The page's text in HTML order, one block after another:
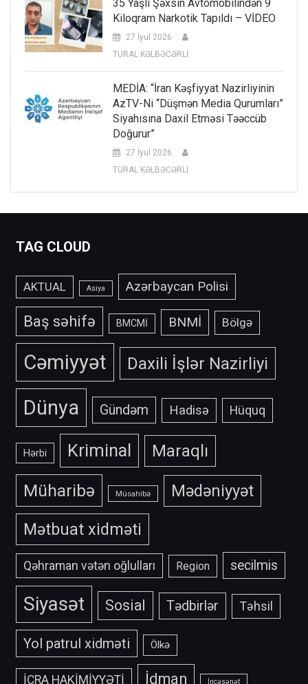
35 Yaşlı Şəxsin Avtomobilindən 9
Kiloqram Narkotik Tapıldı – VİDEO
27 İyul 2026
TURAL KƏLBƏCƏRLİ
MEDİA: “İran Kəşfiyyat Nazirliyinin
AzTV-Ni “düşmən Media Qurumları”
Siyahısına Daxil Etməsi Təəccüb
Doğurur”
27 İyul 2026
TURAL KƏLBƏCƏRLİ
TAG CLOUD
AKTUAL Asiya Azərbaycan Polisi
Baş səhifə BMCMİ BNMİ Bölgə
Cəmiyyət Daxili İşlər Nazirliyi
Dünya Gündəm Hadisə Hüquq
Hərbi Kriminal Maraqlı
Müharibə Müsahibə
Mədəniyyət
Mətbuat xidməti
Qəhraman vətən oğlulları Region secilmis
Siyasət Sosial Tədbirlər Təhsil
Yol patrul xidməti Ölkə
İCRA HAKİMİYYƏTİ İdman İncəsənət